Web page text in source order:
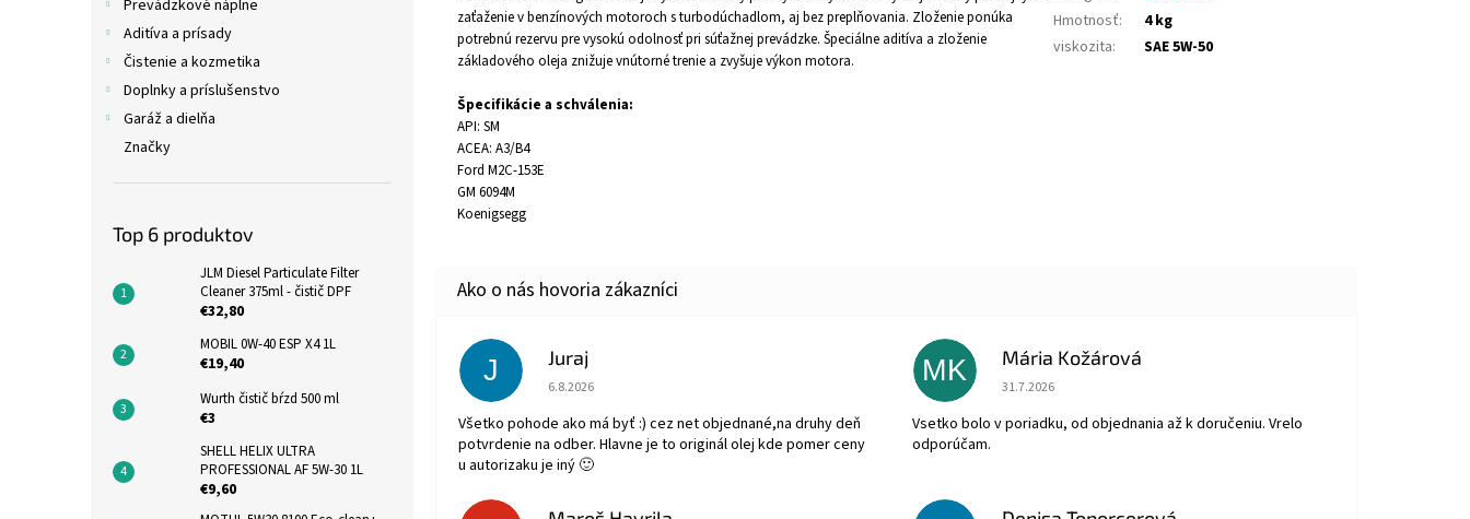
Prevádzkové náplne
Aditíva a prísady
Čistenie a kozmetika
Doplnky a príslušenstvo
Garáž a dielňa
Značky
Top 6 produktov
JLM Diesel Particulate Filter
Cleaner 375ml - čistič DPF
€32,80
MOBIL 0W-40 ESP X4 1L
€19,40
Wurth čistič bŕzd 500 ml
€3
SHELL HELIX ULTRA
PROFESSIONAL AF 5W-30 1L
€9,60
zaťaženie v benzínových motoroch s turbodúchadlom, aj bez preplňovania. Zloženie ponúka
potrebnú rezervu pre vysokú odolnosť pri súťažnej prevádzke. Špeciálne aditíva a zloženie
základového oleja znižuje vnútorné trenie a zvyšuje výkon motora.
Špecifikácie a schválenia:
API: SM
ACEA: A3/B4
Ford M2C-153E
GM 6094M
Koenigsegg
Hmotnosť:
4 kg
viskozita: SAE 5W-50
J Juraj
Hodnotenie obchodu je 5 z 5 hviezdičiek.
6.8.2026
Všetko pohode ako má byť :) cez net objednané,na druhy deň
potvrdenie na odber. Hlavne je to originál olej kde pomer ceny
u autorizaku je iný 🙂
MK Mária Kožárová
Hodnotenie obchodu je 5 z 5 hviezdičiek.
31.7.2026
Vsetko bolo v poriadku, od objednania až k doručeniu. Vrelo
odporúčam.